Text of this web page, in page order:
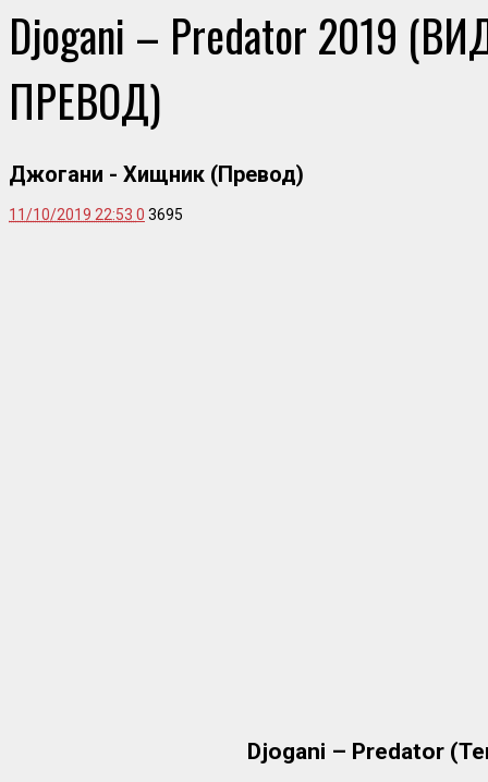
Djogani – Predator 2019
ПРЕВОД)
Джогани - Хищник (Превод)
11/10/2019 22:53 0 3695
Djogani – Predator